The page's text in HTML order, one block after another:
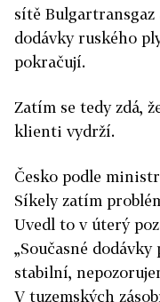
sítě Bulgartransgaz
dodávky ruského
pokračují.
Zatím se tedy zdá,
klienti vydrží.
Česko podle
Síkely zatím
Uvedl to v úterý
„Současné
stabilní,
V tuzemských